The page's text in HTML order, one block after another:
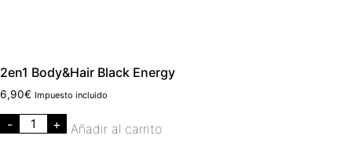
2en1 Body&Hair Black Energy
6,90€ Impuesto incluido
- + Añadir al carrito